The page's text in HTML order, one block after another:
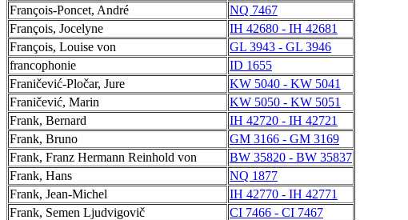
François-Poncet, André
NQ 7467
François, Jocelyne
IH 42680 - IH 42681
François, Louise von
GL 3943 - GL 3946
francophonie
ID 1655
Franičević-Pločar, Jure
KW 5040 - KW 5041
Franičević, Marin
KW 5050 - KW 5051
Frank, Bernard
IH 42720 - IH 42721
Frank, Bruno
GM 3166 - GM 3169
Frank, Franz Hermann Reinhold von
BW 35820 - BW 35837
Frank, Hans
NQ 1877
Frank, Jean-Michel
IH 42770 - IH 42771
Frank, Semen Ljudvigovič
CI 7466 - CI 7467